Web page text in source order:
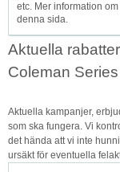
etc. Mer information
denna sida.
Aktuella
Coleman Series
Aktuella kampanjer,
som ska fungera. Vi
det hända att vi inte
ursäkt för eventuella